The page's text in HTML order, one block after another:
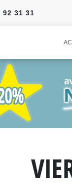
92 31 31